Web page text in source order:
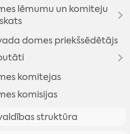
lēmumu un komiteju
lēmumi
sēdes
sēžu audioierakstu
domes priekšsēdētājs
komitejas
komisijas
struktūra